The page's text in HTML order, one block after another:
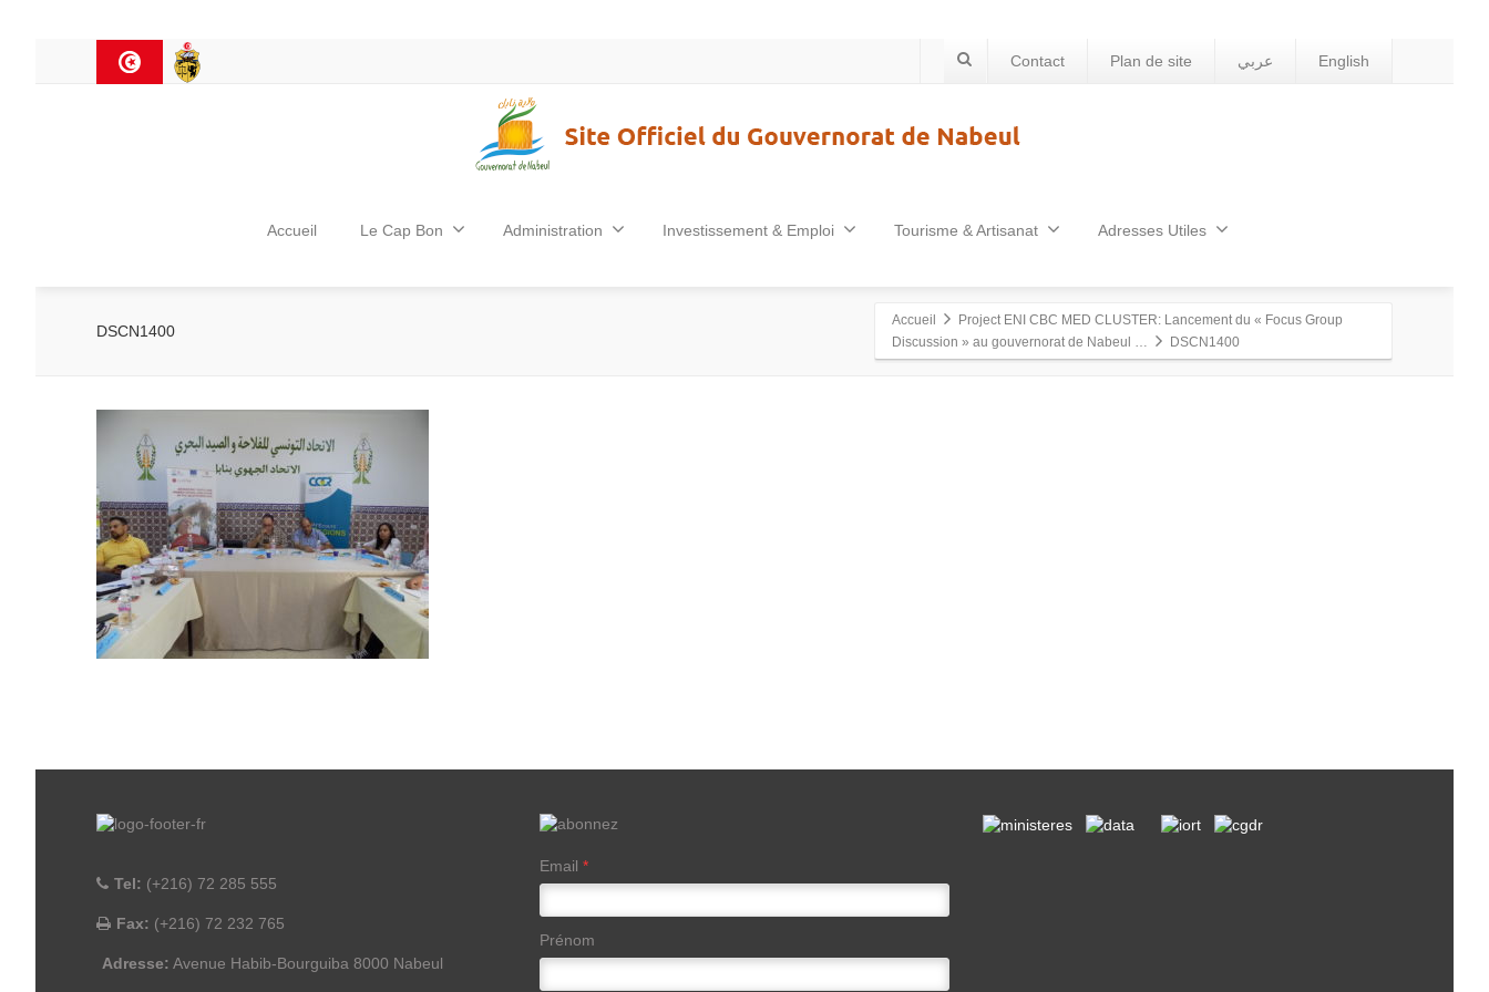
Contact Plan de site عربي English
Accueil Le Cap Bon Administration Investissement & Emploi Tourisme & Artisanat Adresses Utiles
DSCN1400
Accueil
Project ENI CBC MED CLUSTER: Lancement du « Focus Group
Discussion » au gouvernorat de Nabeul …
DSCN1400
Tel: (+216) 72 285 555
Fax: (+216) 72 232 765
Adresse: Avenue Habib-Bourguiba 8000 Nabeul
Email *
Prénom